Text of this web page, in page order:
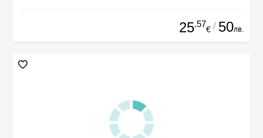
25.57
€ / 50лв.